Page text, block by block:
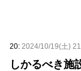
20: 2024/10/19(土)
しかるべき施